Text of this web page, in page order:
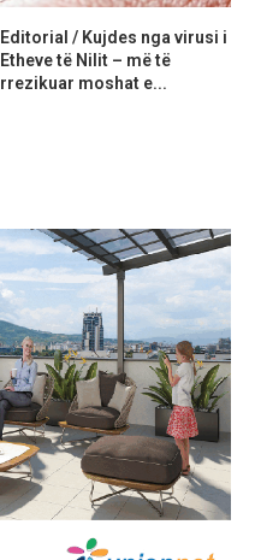
Editorial / Kujdes nga virusi i
Etheve të Nilit – më të
rrezikuar moshat e...